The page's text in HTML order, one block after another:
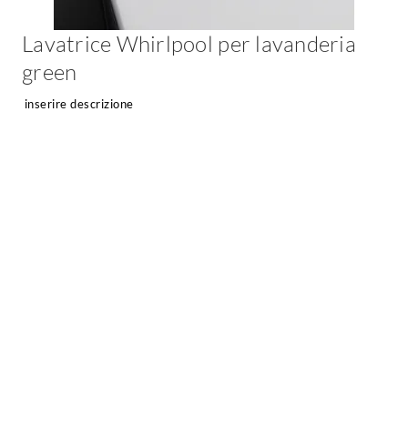
Lavatrice Whirlpool per lavanderia
green
inserire descrizione